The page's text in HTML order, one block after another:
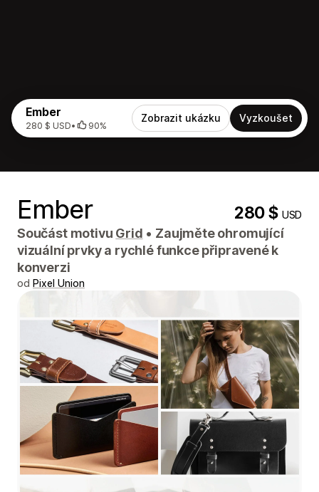
Ember
280 $ USD• 90%
Zobrazit ukázku Vyzkoušet
Ember 280 $USD
Součást motivu Grid • Zaujměte ohromující
vizuální prvky a rychlé funkce připravené k
konverzi
od Pixel Union